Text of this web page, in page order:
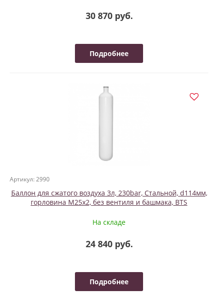
30 870 руб.
Подробнее
Артикул: 2990
Баллон для сжатого воздуха 3л, 230bar, Стальной, d114мм,
горловина М25х2, без вентиля и башмака, BTS
На складе
24 840 руб.
Подробнее